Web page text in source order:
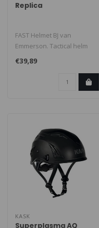
Replica
FAST Helmet BJ van
Emmerson. Tactical helm
voor trainingen en airsoft.
Deze FAST..
€39,89
KASK
Superplasma AQ